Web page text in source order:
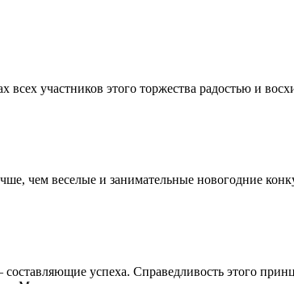
участников этого торжества радостью и
чем веселые и занимательные новогодние
успеха. Справедливость этого